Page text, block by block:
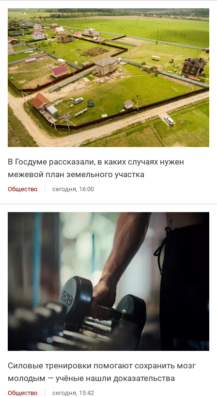
В Госдуме рассказали, в каких случаях нужен
межевой план земельного участка
Общество сегодня, 16:00
Силовые тренировки помогают сохранить мозг
молодым — учёные нашли доказательства
Общество сегодня, 15:42